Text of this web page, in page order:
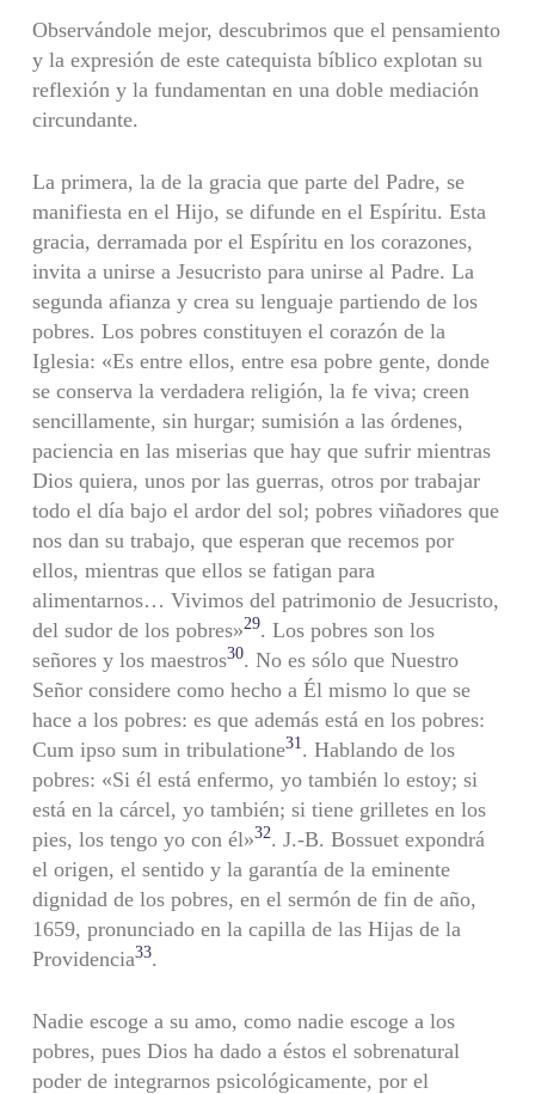
Observándole mejor, descubrimos que el pensamiento
y la expresión de este catequista bíblico explotan su
reflexión y la fundamentan en una doble mediación
circundante.
La primera, la de la gracia que parte del Padre, se
manifiesta en el Hijo, se difunde en el Espíritu. Esta
gracia, derramada por el Espíritu en los corazones,
invita a unirse a Jesucristo para unirse al Padre. La
segunda afianza y crea su lenguaje partiendo de los
pobres. Los pobres constituyen el corazón de la
Iglesia: «Es entre ellos, entre esa pobre gente, donde
se conserva la verdadera religión, la fe viva; creen
sencillamente, sin hurgar; sumisión a las órdenes,
paciencia en las miserias que hay que sufrir mientras
Dios quiera, unos por las guerras, otros por trabajar
todo el día bajo el ardor del sol; pobres viñadores que
nos dan su trabajo, que esperan que recemos por
ellos, mientras que ellos se fatigan para
alimentarnos… Vivimos del patrimonio de Jesucristo,
del sudor de los pobres»29. Los pobres son los
señores y los maestros30. No es sólo que Nuestro
Señor considere como hecho a Él mismo lo que se
hace a los pobres: es que además está en los pobres:
Cum ipso sum in tribulatione31 . Hablando de los
pobres: «Si él está enfermo, yo también lo estoy; si
está en la cárcel, yo también; si tiene grilletes en los
pies, los tengo yo con él»32. J.-B. Bossuet expondrá
el origen, el sentido y la garantía de la eminente
dignidad de los pobres, en el sermón de fin de año,
1659, pronunciado en la capilla de las Hijas de la
Providencia33.
Nadie escoge a su amo, como nadie escoge a los
pobres, pues Dios ha dado a éstos el sobrenatural
poder de integrarnos psicológicamente, por el